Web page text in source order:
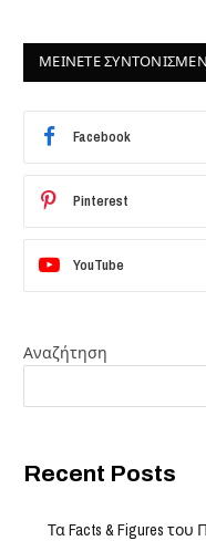
ΜΕΙΝΕΤΕ
Facebook
Pinterest
YouTube
Αναζήτηση
Recent Posts
Τα Facts & Figures